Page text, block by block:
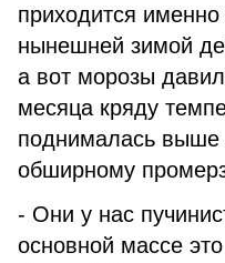
приходится
нынешней зимой
а вот морозы
месяца кряду
поднималась выше
обширному
- Они у нас
основной массе